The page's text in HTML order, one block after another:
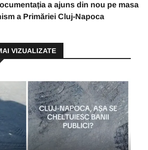
a ajuns din nou pe masa
a Primăriei Cluj-Napoca
VIZUALIZATE